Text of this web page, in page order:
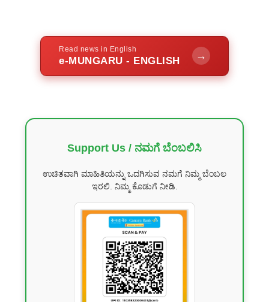
Read news in English
e-MUNGARU - ENGLISH →
Support Us / ನಮಗೆ ಬೆಂಬಲಿಸಿ
ಉಚಿತವಾಗಿ ಮಾಹಿತಿಯನ್ನು ಒದಗಿಸುವ ನಮಗೆ ನಿಮ್ಮ ಬೆಂಬಲ
ಇರಲಿ. ನಿಮ್ಮ ಕೊಡುಗೆ ನೀಡಿ.